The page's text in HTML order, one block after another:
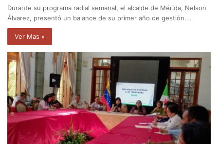
Durante su programa radial semanal, el alcalde de Mérida, Nelson
Álvarez, presentó un balance de su primer año de gestión.…
Ver Mas »